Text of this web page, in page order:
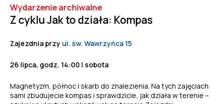
Wydarzenie archiwalne
Z cyklu Jak to działa: Kompas
Zajezdnia przy ul. św. Wawrzyńca 15
26 lipca, godz. 14:00 | sobota
Magnetyzm, północ i skarb do znalezienia. Na tych zajęciach
sami zbudujecie kompas i sprawdzicie, jak działa w terenie –